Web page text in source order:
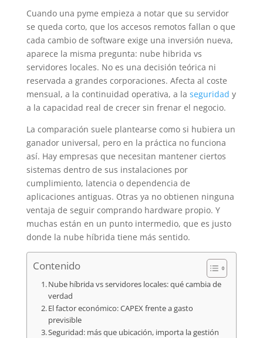
Cuando una pyme empieza a notar que su servidor
se queda corto, que los accesos remotos fallan o que
cada cambio de software exige una inversión nueva,
aparece la misma pregunta: nube hibrida vs
servidores locales. No es una decisión teórica ni
reservada a grandes corporaciones. Afecta al coste
mensual, a la continuidad operativa, a la seguridad y
a la capacidad real de crecer sin frenar el negocio.
La comparación suele plantearse como si hubiera un
ganador universal, pero en la práctica no funciona
así. Hay empresas que necesitan mantener ciertos
sistemas dentro de sus instalaciones por
cumplimiento, latencia o dependencia de
aplicaciones antiguas. Otras ya no obtienen ninguna
ventaja de seguir comprando hardware propio. Y
muchas están en un punto intermedio, que es justo
donde la nube híbrida tiene más sentido.
Contenido
Nube híbrida vs servidores locales: qué cambia de
verdad
El factor económico: CAPEX frente a gasto
previsible
Seguridad: más que ubicación, importa la gestión